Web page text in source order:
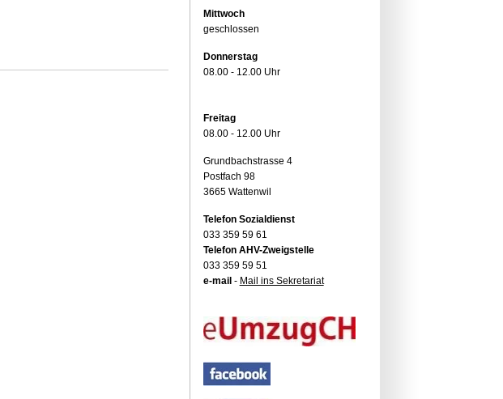
Mittwoch
geschlossen
Donnerstag
08.00 - 12.00 Uhr
Freitag
08.00 - 12.00 Uhr
Grundbachstrasse 4
Postfach 98
3665 Wattenwil
Telefon Sozialdienst
033 359 59 61
Telefon AHV-Zweigstelle
033 359 59 51
e-mail - Mail ins Sekretariat